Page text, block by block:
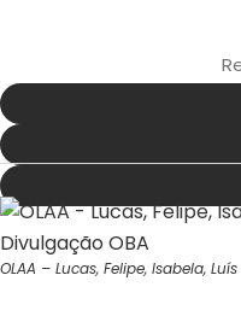
OLAA – Lucas, Felipe, Isabela,